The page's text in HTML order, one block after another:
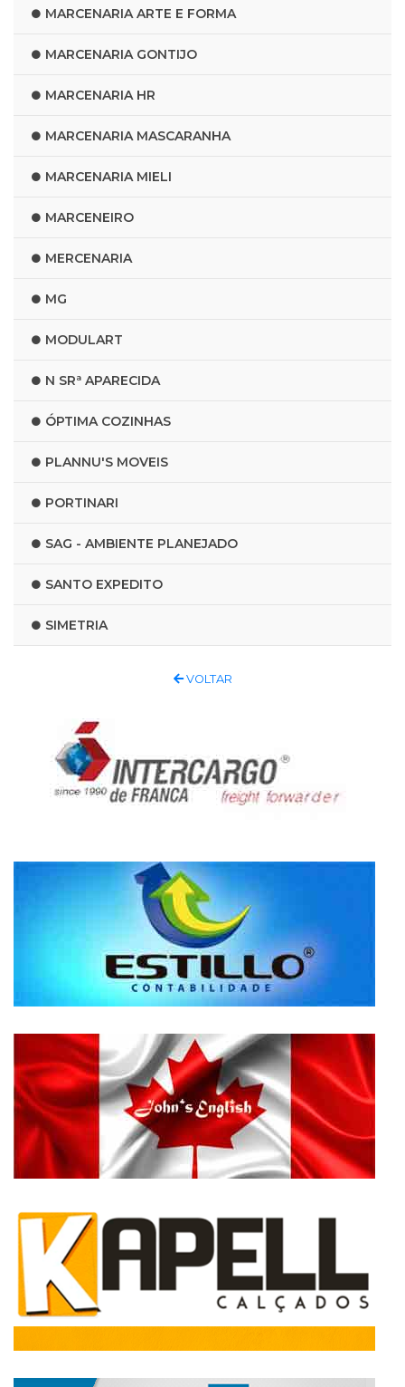
MARCENARIA ARTE E FORMA
MARCENARIA GONTIJO
MARCENARIA HR
MARCENARIA MASCARANHA
MARCENARIA MIELI
MARCENEIRO
MERCENARIA
MG
MODULART
N SRª APARECIDA
ÓPTIMA COZINHAS
PLANNU'S MOVEIS
PORTINARI
SAG - AMBIENTE PLANEJADO
SANTO EXPEDITO
SIMETRIA
VOLTAR